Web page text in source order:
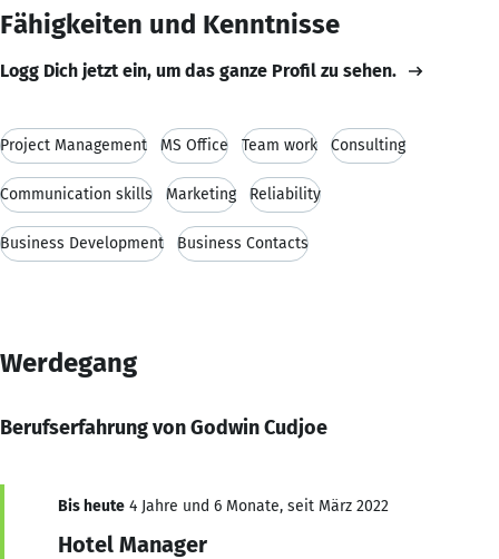
Fähigkeiten und Kenntnisse
Logg Dich jetzt ein, um das ganze Profil zu sehen.
Project Management MS Office Team work Consulting
Communication skills Marketing Reliability
Business Development Business Contacts
Werdegang
Berufserfahrung von Godwin Cudjoe
Bis heute 4 Jahre und 6 Monate, seit März 2022
Hotel Manager